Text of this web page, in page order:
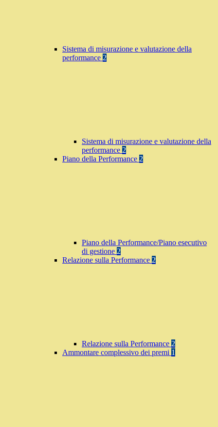
Sistema di misurazione e valutazione della
performance 2
Sistema di misurazione e valutazione della
performance 2
Piano della Performance 2
Piano della Performance/Piano esecutivo
di gestione 2
Relazione sulla Performance 2
Relazione sulla Performance 2
Ammontare complessivo dei premi 1